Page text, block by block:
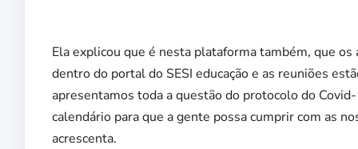
Ela explicou que é nesta plataforma também, que
dentro do portal do SESI educação e as reuniões
apresentamos toda a questão do protocolo do
calendário para que a gente possa cumprir com as
acrescenta.